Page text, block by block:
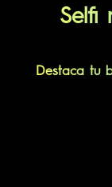
Selfi
Destaca tu